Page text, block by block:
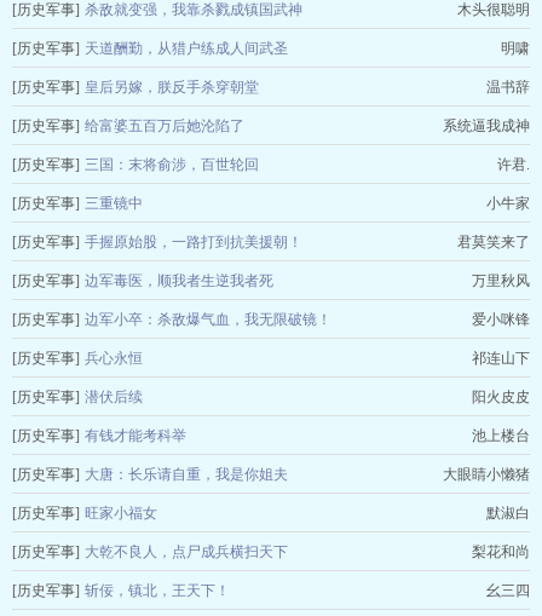
[历史军事] 杀敌就变强，我靠杀戮成镇国武神 木头很聪明
[历史军事] 天道酬勤，从猎户练成人间武圣 明啸
[历史军事] 皇后另嫁，朕反手杀穿朝堂 温书辞
[历史军事] 给富婆五百万后她沦陷了 系统逼我成神
[历史军事] 三国：末将俞涉，百世轮回 许君.
[历史军事] 三重镜中 小牛家
[历史军事] 手握原始股，一路打到抗美援朝！ 君莫笑来了
[历史军事] 边军毒医，顺我者生逆我者死 万里秋风
[历史军事] 边军小卒：杀敌爆气血，我无限破镜！ 爱小咪锋
[历史军事] 兵心永恒 祁连山下
[历史军事] 潜伏后续 阳火皮皮
[历史军事] 有钱才能考科举 池上楼台
[历史军事] 大唐：长乐请自重，我是你姐夫 大眼睛小懒猪
[历史军事] 旺家小福女 默淑白
[历史军事] 大乾不良人，点尸成兵横扫天下 梨花和尚
[历史军事] 斩佞，镇北，王天下！ 幺三四